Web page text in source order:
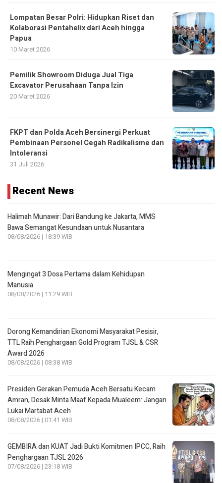
Lompatan Besar Polri: Hidupkan Riset dan
Kolaborasi Pentahelix dari Aceh hingga
Papua
10 Maret 2026
Pemilik Showroom Diduga Jual Tiga
Excavator Perusahaan Tanpa Izin
20 Maret 2026
FKPT dan Polda Aceh Bersinergi Perkuat
Pembinaan Personel Cegah Radikalisme dan
Intoleransi
31 Juli 2026
Recent News
Halimah Munawir: Dari Bandung ke Jakarta, MMS
Bawa Semangat Kesundaan untuk Nusantara
08/08/2026 | 18:39 WIB
Mengingat 3 Dosa Pertama dalam Kehidupan
Manusia
08/08/2026 | 11:29 WIB
Dorong Kemandirian Ekonomi Masyarakat Pesisir,
TTL Raih Penghargaan Gold Program TJSL & CSR
Award 2026
08/08/2026 | 08:38 WIB
Presiden Gerakan Pemuda Aceh Bersatu Kecam
Amran, Desak Minta Maaf Kepada Mualeem: Jangan
Lukai Martabat Aceh
08/08/2026 | 01:41 WIB
GEMBIRA dan KUAT Jadi Bukti Komitmen IPCC, Raih
Penghargaan TJSL 2026
07/08/2026 | 23:18 WIB